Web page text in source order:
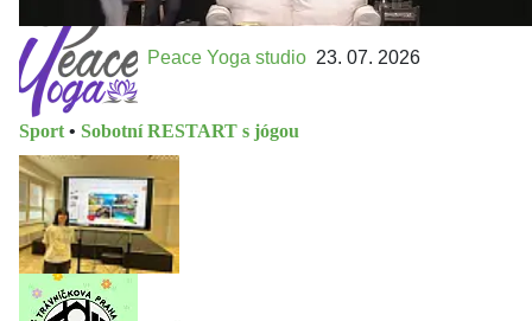
Peace Yoga studio 23. 07. 2026
Sport • Sobotní RESTART s jógou